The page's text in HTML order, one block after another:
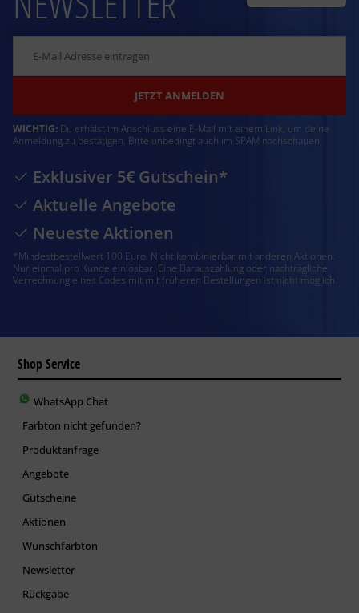
JETZT ANMELDEN
WICHTIG: Du erhälst im Anschluss eine E-Mail mit einem Link, um deine
Anmeldung zu bestätigen. Bitte unbedingt auch im SPAM nachschauen
Exklusiver 5€ Gutschein*
Aktuelle Angebote
Neueste Aktionen
*Mindestbestellwert 100 Euro. Nicht kombinierbar mit anderen Aktionen.
Nur einmal pro Kunde einlösbar. Eine Barauszahlung oder nachträgliche
Verrechnung eines Codes mit mit früheren Bestellungen ist nicht möglich.
Shop Service
WhatsApp Chat
Farbton nicht gefunden?
Produktanfrage
Angebote
Gutscheine
Aktionen
Wunschfarbton
Newsletter
Rückgabe